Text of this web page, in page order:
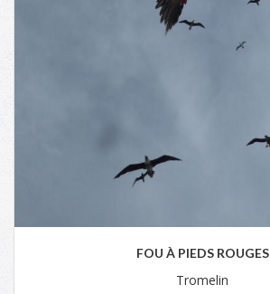
FOU À PIEDS ROUGES
Tromelin